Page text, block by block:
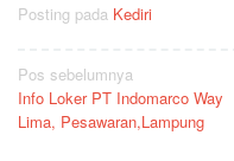
Posting pada Kediri
Navigasi
pos
Pos sebelumnya
Info Loker PT Indomarco Way
Lima, Pesawaran,Lampung